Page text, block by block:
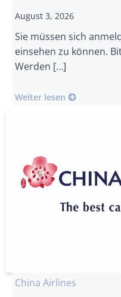
August 3, 2026
Sie müssen sich
einsehen zu können.
Werden […]
Weiter lesen
China Airlines